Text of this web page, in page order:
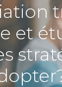
et